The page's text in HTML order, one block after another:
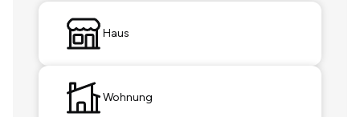
Haus
Wohnung